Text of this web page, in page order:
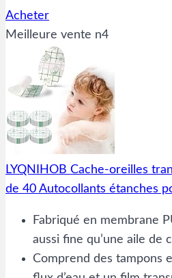
Acheter
Meilleure vente n4
LYQNIHOB Cache-oreilles
de 40 Autocollants étanches
Fabriqué en membrane
aussi fine qu’une aile de
Comprend des tampons